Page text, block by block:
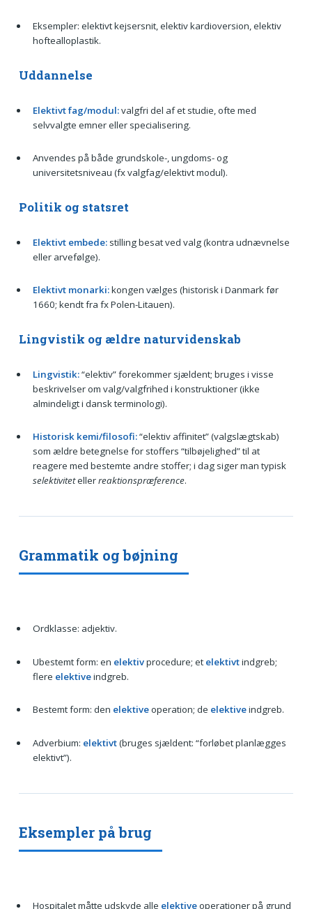
Eksempler: elektivt kejsersnit, elektiv kardioversion, elektiv
hoftealloplastik.
Uddannelse
Elektivt fag/modul:valgfri del af et studie, ofte med
selvvalgte emner eller specialisering.
Anvendes på både grundskole-, ungdoms- og
universitetsniveau (fx valgfag/elektivt modul).
Politik og statsret
Elektivt embede:stilling besat ved valg (kontra udnævnelse
eller arvefølge).
Elektivt monarki:kongen vælges (historisk i Danmark før
1660; kendt fra fx Polen-Litauen).
Lingvistik og ældre naturvidenskab
Lingvistik:“elektiv” forekommer sjældent; bruges i visse
beskrivelser om valg/valgfrihed i konstruktioner (ikke
almindeligt i dansk terminologi).
Historisk kemi/filosofi:“elektiv affinitet” (valgslægtskab)
som ældre betegnelse for stoffers “tilbøjelighed” til at
reagere med bestemte andre stoffer; i dag siger man typisk
selektivitetellerreaktionspræference.
Grammatik og bøjning
Ordklasse: adjektiv.
Ubestemt form: en elektivprocedure; et elektivtindgreb;
flere elektiveindgreb.
Bestemt form: den elektiveoperation; de elektiveindgreb.
Adverbium: elektivt(bruges sjældent: “forløbet planlægges
elektivt”).
Eksempler på brug
Hospitalet måtte udskyde alle elektiveoperationer på grund